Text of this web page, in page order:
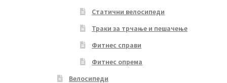
Статични велосипеди
Траки за трчање и пешачење
Фитнес справи
Фитнес опрема
Велосипеди